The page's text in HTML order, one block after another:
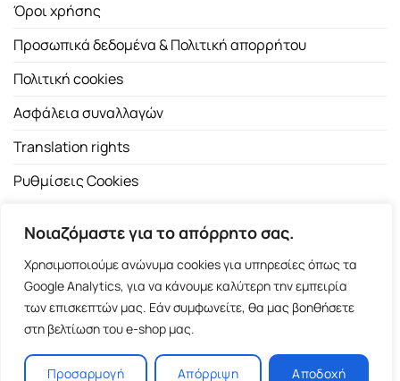
Νοιαζόμαστε για το απόρρητο σας.
Χρησιμοποιούμε ανώνυμα cookies για υπηρεσίες όπως τα
Google Analytics, για να κάνουμε καλύτερη την εμπειρία
των επισκεπτών μας. Εάν συμφωνείτε, θα μας βοηθήσετε
στη βελτίωση του e-shop μας.
Προσαρμογή Απόρριψη Αποδοχή
Όροι χρήσης
Προσωπικά δεδομένα & Πολιτική απορρήτου
Πολιτική cookies
Ασφάλεια συναλλαγών
Translation rights
Ρυθμίσεις Cookies
Copyright 2026 ©Εκδοτικός Οίκος Α.Α. Λιβάνη| All rights
reserved.
Σόλωνος 98, 10680 Αθήνα | Τ:2103661200- F: 2103617791